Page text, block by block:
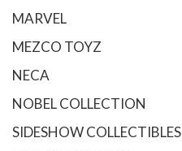
MARVEL
MEZCO TOYZ
NECA
NOBEL COLLECTION
SIDESHOW COLLECTIBLES